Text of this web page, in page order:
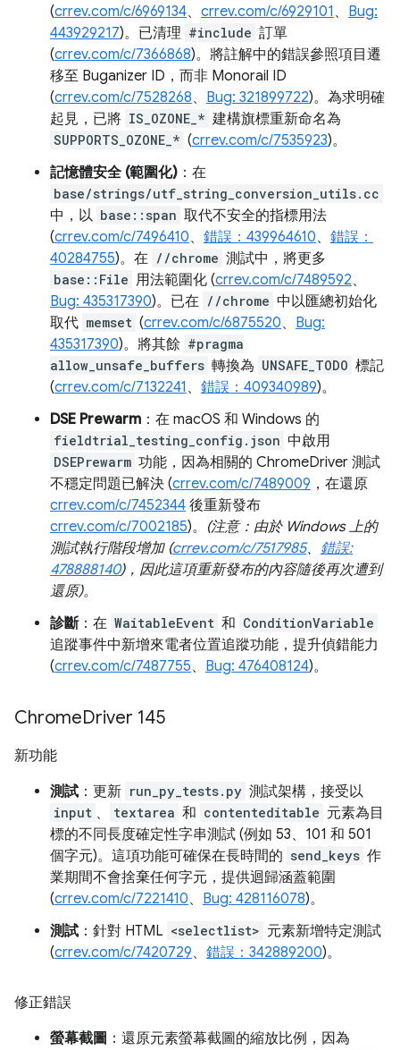
(crrev.com/c/6969134、 crrev.com/c/6929101 、 Bug:
443929217)。已清理 #include 訂單
(crrev.com/c/7366868)。將註解中的錯誤參照項目遷
移至 Buganizer ID，而非 Monorail ID
(crrev.com/c/7528268、 Bug: 321899722)。為求明確
起見，已將 IS_OZONE_* 建構旗標重新命名為
SUPPORTS_OZONE_* (crrev.com/c/7535923)。
記憶體安全 (範圍化) ：在
base/strings/utf_string_conversion_utils.cc
中，以 base::span 取代不安全的指標用法
(crrev.com/c/7496410、 錯誤：439964610、 錯誤：
40284755)。在 //chrome 測試中，將更多
base::File 用法範圍化 (crrev.com/c/7489592、
Bug: 435317390)。已在 //chrome 中以匯總初始化
取代 memset (crrev.com/c/6875520、 Bug:
435317390)。將其餘 #pragma
allow_unsafe_buffers 轉換為 UNSAFE_TODO 標記
(crrev.com/c/7132241 、 錯誤：409340989)。
DSE Prewarm ：在 macOS 和 Windows 的
fieldtrial_testing_config.json 中啟用
DSEPrewarm 功能，因為相關的 ChromeDriver 測試
不穩定問題已解決 (crrev.com/c/7489009 ，在還原
crrev.com/c/7452344 後重新發布
crrev.com/c/7002185)。 (注意：由於 Windows 上的
測試執行階段增加 (crrev.com/c/7517985、 錯誤:
478888140)，因此這項重新發布的內容隨後再次遭到
還原)。
診斷：在 WaitableEvent 和 ConditionVariable
追蹤事件中新增來電者位置追蹤功能，提升偵錯能力
(crrev.com/c/7487755、 Bug: 476408124)。
ChromeDriver 145
新功能
測試 ：更新 run_py_tests.py 測試架構，接受以
input 、 textarea 和 contenteditable 元素為目
標的不同長度確定性字串測試 (例如 53、101 和 501
個字元)。這項功能可確保在長時間的 send_keys 作
業期間不會捨棄任何字元，提供迴歸涵蓋範圍
(crrev.com/c/7221410、 Bug: 428116078)。
測試 ：針對 HTML <selectlist> 元素新增特定測試
(crrev.com/c/7420729、 錯誤：342889200)。
修正錯誤
螢幕截圖 ：還原元素螢幕截圖的縮放比例，因為